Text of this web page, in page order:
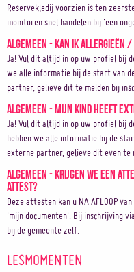
Reservekledij voorzien is ten
monitoren snel handelen bij 'een
Algemeen - Kan ik allergieën
Ja! Vul dit altijd in op uw profiel bij
we alle informatie bij de start van
partner, gelieve dit te melden bij
Algemeen - Mijn kind heeft
Ja! Vul dit altijd in op uw profiel bij
hebben we alle informatie bij de
externe partner, gelieve dit even te
Algemeen - Krijgen we een
attest?
Deze attesten kan u NA AFLOOP
'mijn documenten'. Bij inschrijving
bij de gemeente zelf.
LESMOMENTEN